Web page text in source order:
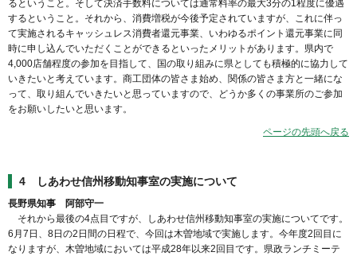
るということ。そして決済手数料については通常料率の最大3分の1程度に優遇
するということ。それから、消費増税が今後予定されていますが、これに伴っ
て実施されるキャッシュレス消費者還元事業、いわゆるポイント還元事業に同
時に申し込んでいただくことができるといったメリットがあります。県内で
4,000店舗程度の参加を目指して、国の取り組みに県としても積極的に協力して
いきたいと考えています。商工団体の皆さま始め、関係の皆さま方と一緒にな
って、取り組んでいきたいと思っていますので、どうか多くの事業所のご参加
をお願いしたいと思います。
ページの先頭へ戻る
4 しあわせ信州移動知事室の実施について
長野県知事 阿部守一
それから最後の4点目ですが、しあわせ信州移動知事室の実施についてです。
6月7日、8日の2日間の日程で、今回は木曽地域で実施します。今年度2回目に
なりますが、木曽地域においては平成28年以来2回目です。県政ランチミーテ